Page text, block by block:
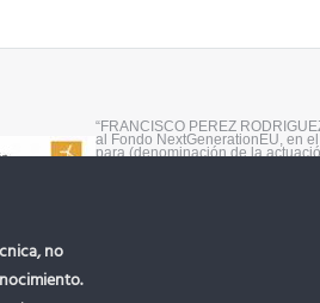
“FRANCISCO PEREZ
al Fondo NextGenerationEU, en
para (denominación de la
no